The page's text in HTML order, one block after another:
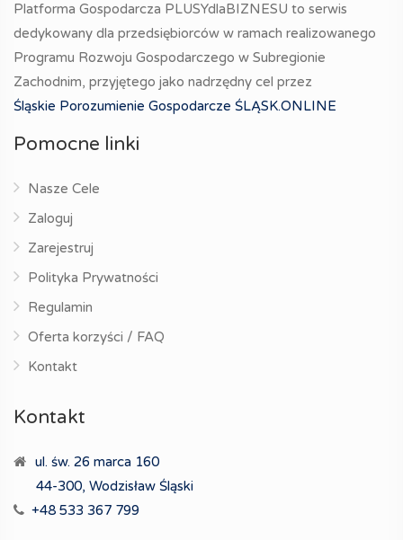
Platforma Gospodarcza PLUSYdlaBIZNESU to serwis
dedykowany dla przedsiębiorców w ramach realizowanego
Programu Rozwoju Gospodarczego w Subregionie
Zachodnim, przyjętego jako nadrzędny cel przez
Śląskie Porozumienie Gospodarcze ŚLĄSK.ONLINE
Pomocne linki
Nasze Cele
Zaloguj
Zarejestruj
Polityka Prywatności
Regulamin
Oferta korzyści / FAQ
Kontakt
Kontakt
ul. św. 26 marca 160
44-300, Wodzisław Śląski
+48 533 367 799